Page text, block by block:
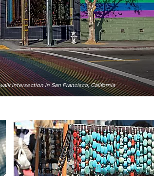
intersection in San Francisco, California